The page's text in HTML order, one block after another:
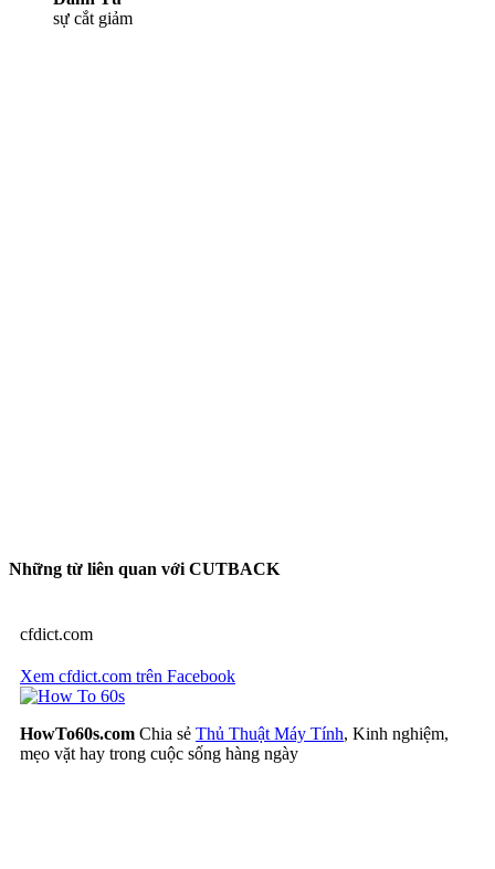
sự cắt giảm
Những từ liên quan với CUTBACK
cfdict.com
Xem cfdict.com trên Facebook
HowTo60s.com Chia sẻ Thủ Thuật Máy Tính, Kinh nghiệm,
mẹo vặt hay trong cuộc sống hàng ngày